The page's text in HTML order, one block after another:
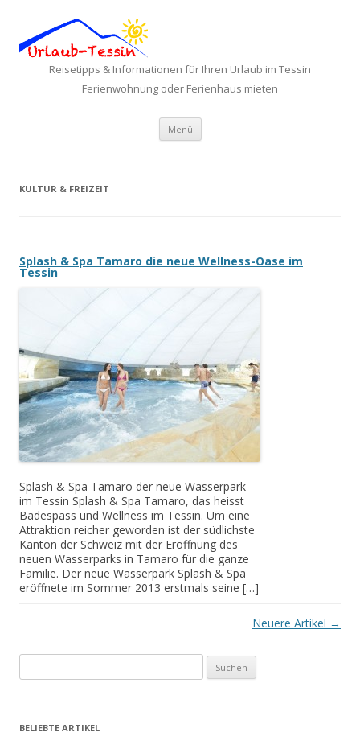
Reisetipps & Informationen für Ihren Urlaub im Tessin
Ferienwohnung oder Ferienhaus mieten
Menü Zum Inhalt springen
KULTUR & FREIZEIT
Splash & Spa Tamaro die neue Wellness-Oase im
Tessin
Splash & Spa Tamaro der neue Wasserpark
im Tessin Splash & Spa Tamaro, das heisst
Badespass und Wellness im Tessin. Um eine
Attraktion reicher geworden ist der südlichste
Kanton der Schweiz mit der Eröffnung des
neuen Wasserparks in Tamaro für die ganze
Familie. Der neue Wasserpark Splash & Spa
eröffnete im Sommer 2013 erstmals seine […]
Neuere Artikel →
nach:
BELIEBTE ARTIKEL